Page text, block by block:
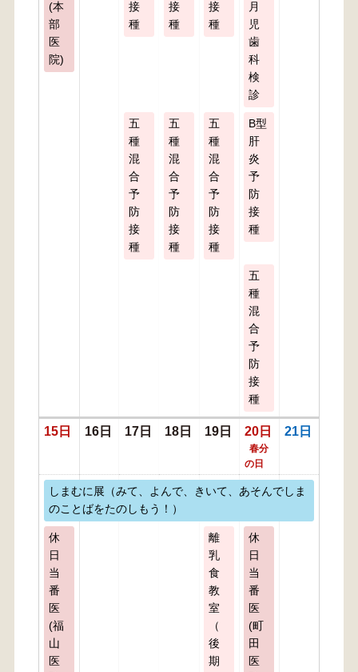
(本
部
医
院)
接
種
接
種
接
種
月
児
歯
科
検
診
五
種
混
合
予
防
接
種
五
種
混
合
予
防
接
種
五
種
混
合
予
防
接
種
B型
肝
炎
予
防
接
種
五
種
混
合
予
防
接
種
15日 16日 17日 18日 19日 20日
春分
の日
21日
しまむに展（みて、よんで、きいて、あそんでしま
のことばをたのしもう！）
休
日
当
番
医
(福
山
医
離
乳
食
教
室
（
後
期
休
日
当
番
医
(町
田
医